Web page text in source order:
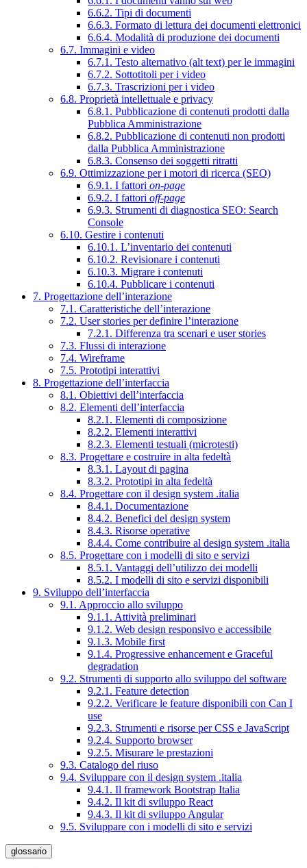
6.6.2. Tipi di documenti
6.6.3. Formato di lettura dei documenti elettronici
6.6.4. Modalità di produzione dei documenti
6.7. Immagini e video
6.7.1. Testo alternativo (alt text) per le immagini
6.7.2. Sottotitoli per i video
6.7.3. Trascrizioni per i video
6.8. Proprietà intellettuale e privacy
6.8.1. Pubblicazione di contenuti prodotti dalla
Pubblica Amministrazione
6.8.2. Pubblicazione di contenuti non prodotti
dalla Pubblica Amministrazione
6.8.3. Consenso dei soggetti ritratti
6.9. Ottimizzazione per i motori di ricerca (SEO)
6.9.1. I fattori on-page
6.9.2. I fattori off-page
6.9.3. Strumenti di diagnostica SEO: Search
Console
6.10. Gestire i contenuti
6.10.1. L’inventario dei contenuti
6.10.2. Revisionare i contenuti
6.10.3. Migrare i contenuti
6.10.4. Pubblicare i contenuti
7. Progettazione dell’interazione
7.1. Caratteristiche dell’interazione
7.2. User stories per definire l’interazione
7.2.1. Differenza tra scenari e user stories
7.3. Flussi di interazione
7.4. Wireframe
7.5. Prototipi interattivi
8. Progettazione dell’interfaccia
8.1. Obiettivi dell’interfaccia
8.2. Elementi dell’interfaccia
8.2.1. Elementi di composizione
8.2.2. Elementi interattivi
8.2.3. Elementi testuali (microtesti)
8.3. Progettare e costruire in alta fedeltà
8.3.1. Layout di pagina
8.3.2. Prototipi in alta fedeltà
8.4. Progettare con il design system .italia
8.4.1. Documentazione
8.4.2. Benefici del design system
8.4.3. Risorse operative
8.4.4. Come contribuire al design system .italia
8.5. Progettare con i modelli di sito e servizi
8.5.1. Vantaggi dell’utilizzo dei modelli
8.5.2. I modelli di sito e servizi disponibili
9. Sviluppo dell’interfaccia
9.1. Approccio allo sviluppo
9.1.1. Attività preliminari
9.1.2. Web design responsivo e accessibile
9.1.3. Mobile first
9.1.4. Progressive enhancement e Graceful
degradation
9.2. Strumenti di supporto allo sviluppo del software
9.2.1. Feature detection
9.2.2. Verificare le feature disponibili con Can I
use
9.2.3. Strumenti e risorse per CSS e JavaScript
9.2.4. Supporto browser
9.2.5. Misurare le prestazioni
9.3. Catalogo del riuso
9.4. Sviluppare con il design system .italia
9.4.1. Il framework Bootstrap Italia
9.4.2. Il kit di sviluppo React
9.4.3. Il kit di sviluppo Angular
9.5. Sviluppare con i modelli di sito e servizi
glossario